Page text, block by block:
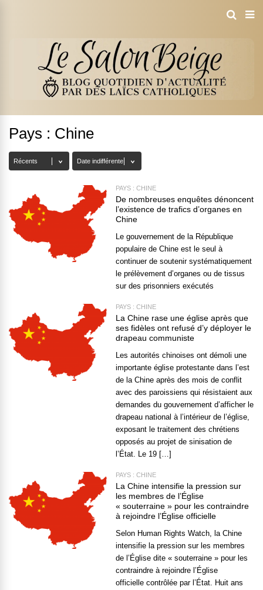
Pays : Chine
PAYS : CHINE
De nombreuses enquêtes dénoncent
l’existence de trafics d’organes en
Chine
Le gouvernement de la République
populaire de Chine est le seul à
continuer de soutenir systématiquement
le prélèvement d’organes ou de tissus
sur des prisonniers exécutés
PAYS : CHINE
La Chine rase une église après que
ses fidèles ont refusé d’y déployer le
drapeau communiste
Les autorités chinoises ont démoli une
importante église protestante dans l’est
de la Chine après des mois de conflit
avec des paroissiens qui résistaient aux
demandes du gouvernement d’afficher le
drapeau national à l’intérieur de l’église,
exposant le traitement des chrétiens
opposés au projet de sinisation de
l’État. Le 19 […]
PAYS : CHINE
La Chine intensifie la pression sur
les membres de l’Église
« souterraine » pour les contraindre
à rejoindre l’Église officielle
Selon Human Rights Watch, la Chine
intensifie la pression sur les membres
de l’Église dite « souterraine » pour les
contraindre à rejoindre l’Église
officielle contrôlée par l’État. Huit ans